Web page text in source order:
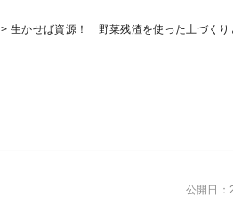
> 生かせば資源！ 野菜残渣を使った土づくり
公開日：